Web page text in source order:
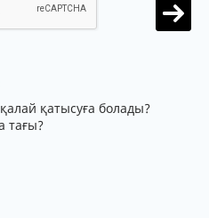
қатысуға болады?
тағы?